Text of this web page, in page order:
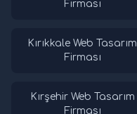
Firması
Kırıkkale Web Tasarım
Firması
Kırşehir Web Tasarım
Firması